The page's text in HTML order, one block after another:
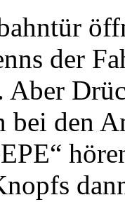
der
bei den